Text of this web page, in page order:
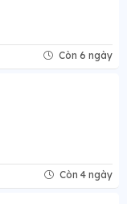
Còn 6 ngày
Còn 4 ngày